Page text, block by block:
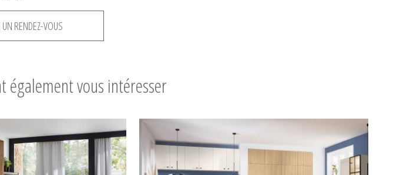
RENDEZ-VOUS
également vous intéresser